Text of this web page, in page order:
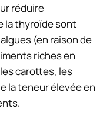
réduire
la thyroïde sont
(en raison de
riches en
carottes, les
la teneur élevée en